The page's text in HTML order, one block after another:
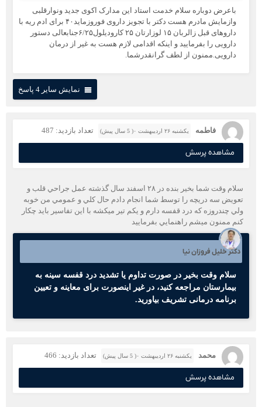
باعرض دوباره سلام خدمت استاد این مدارک اکوی جدید ونوارقلبی
وازمایش مادرم هست دکتر با تجویز داروی فوروزماید۴۰ برای ادم ریه با
داروهای قبل زالربان ۱۵ لوزارتان ۲۵ کارودیلول۶/۲۵جنابعالی دستور
دارویی را بفرمایید و اینکه اقدامی لازم هست به غیر از درمان
دارویی‌.ممنون از لطف گرانقدرشما.
نمایش سایر 4 پاسخ
فاطمه یکشنبه ۲۶ اردیبهشت ۰( 5 سال پیش) تعداد بازدید: 487
مشاهده پرسش
سلام وقت شما بخير بنده در ٢٨ اسفند سال گذشته عمل جراحي قلب و
تعويض سه دريچه را توسط شما انجام دادم حال كلي و عمومي من خوبه
ولي چندروزه كه درد قفسه دارم و يكم تير ميكشه با اين تفاسير بايد چكار
كنم ممنون ميشم راهنمايي بفرماييد
دکتر خلیل فروزان نیا
سلام وقت بخیر در صورت تداوم یا تشدید درد قفسه سینه به
بیمارستان مراجعه کنید، در غیر اینصورت برای معاینه و تعیین
برنامه درمانی تشریف بیاورید.
محمد یکشنبه ۲۶ اردیبهشت ۰( 5 سال پیش) تعداد بازدید: 466
مشاهده پرسش